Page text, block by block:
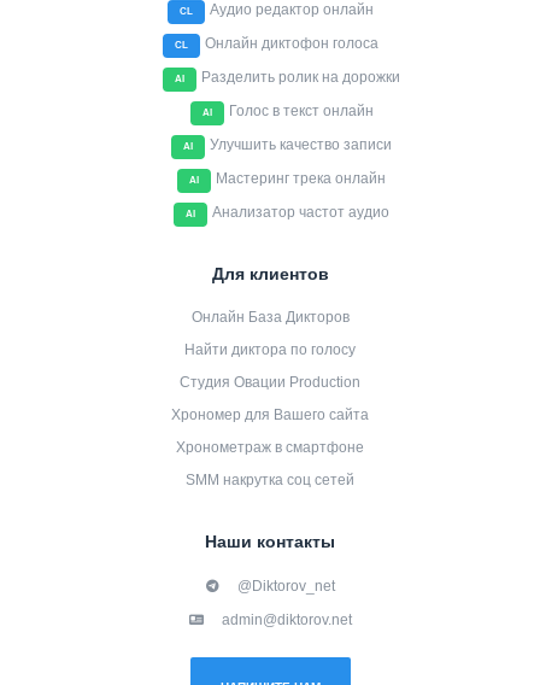
CL Аудио редактор онлайн
CL Онлайн диктофон голоса
AI Разделить ролик на дорожки
AI Голос в текст онлайн
AI Улучшить качество записи
AI Мастеринг трека онлайн
AI Анализатор частот аудио
Для клиентов
Онлайн База Дикторов
Найти диктора по голосу
Студия Овации Production
Хрономер для Вашего сайта
Хронометраж в смартфоне
SMM накрутка соц сетей
Наши контакты
@Diktorov_net
admin@diktorov.net